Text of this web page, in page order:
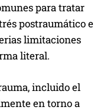
para tratar
postraumático e
limitaciones
literal.
incluido el
en torno a